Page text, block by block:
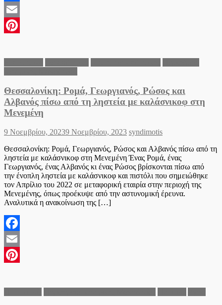
Facebook
Email
Θεσσαλονίκη: Ρομά, Γεωργιανός, Ρώσος και
Αλβανός πίσω από τη ληστεία με καλάσνικοφ στη
Μενεμένη
Posted
9 Νοεμβρίου, 20239 Νοεμβρίου, 2023 Author
syndimotis
Θεσσαλονίκη: Ρομά, Γεωργιανός, Ρώσος και Αλβανός πίσω από τη
ληστεία με καλάσνικοφ στη Μενεμένη Ένας Ρομά, ένας
Γεωργιανός, ένας Αλβανός κι ένας Ρώσος βρίσκονται πίσω από
την ένοπλη ληστεία με καλάσνικοφ και πιστόλι που σημειώθηκε
τον Απρίλιο του 2022 σε μεταφορική εταιρία στην περιοχή της
Μενεμένης, όπως προέκυψε από την αστυνομική έρευνα.
Αναλυτικά η ανακοίνωση της […]
Facebook
Email